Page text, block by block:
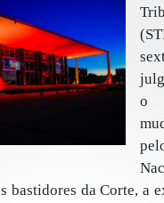
o
bastidores da Corte, a